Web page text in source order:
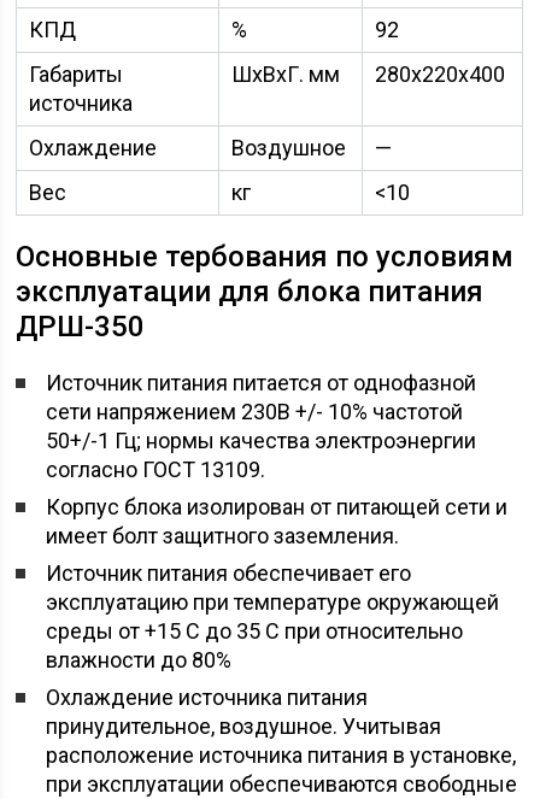
КПД
%
92
Габариты
источника
ШхВхГ. мм 280х220х400
Охлаждение Воздушное
—
Вес
кг <10
Основные тербования по условиям
эксплуатации для блока питания
ДРШ-350
Источник питания питается от однофазной
сети напряжением 230В +/- 10% частотой
50+/-1 Гц; нормы качества электроэнергии
согласно ГОСТ 13109.
Корпус блока изолирован от питающей сети и
имеет болт защитного заземления.
Источник питания обеспечивает его
эксплуатацию при температуре окружающей
среды от +15 С до 35 С при относительно
влажности до 80%
Охлаждение источника питания
принудительное, воздушное. Учитывая
расположение источника питания в установке,
при эксплуатации обеспечиваются свободные